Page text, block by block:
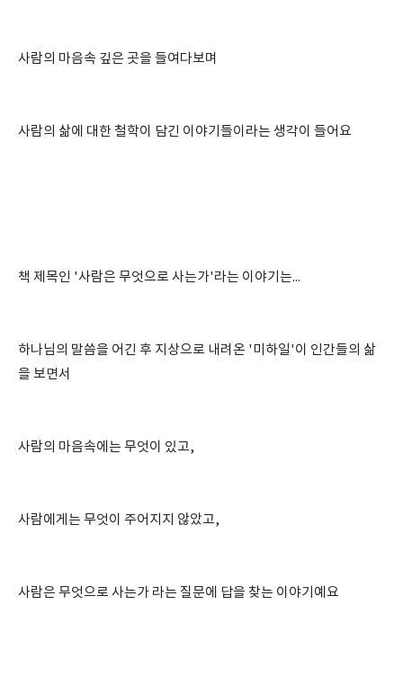
사람의 마음속 깊은 곳을 들여다보며
사람의 삶에 대한 철학이 담긴 이야기들이라는 생각이 들어요
책 제목인 '사람은 무엇으로 사는가'라는 이야기는...
하나님의 말씀을 어긴 후 지상으로 내려온 '미하일'이 인간들의 삶
을 보면서
사람의 마음속에는 무엇이 있고,
사람에게는 무엇이 주어지지 않았고,
사람은 무엇으로 사는가 라는 질문에 답을 찾는 이야기예요